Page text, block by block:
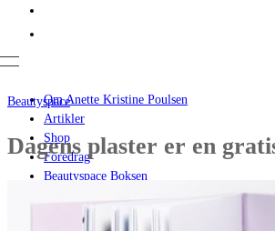
Om Anette Kristine Poulsen
Artikler
Shop
Foredrag
Beautyspace Boksen
Beautyspace
Dagens plaster er en